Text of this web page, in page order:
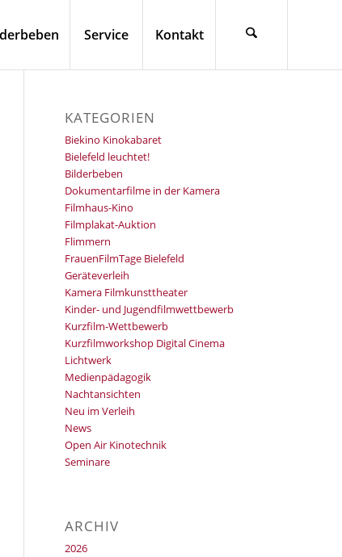
Service Kontakt
KATEGORIEN
Biekino Kinokabaret
Bielefeld leuchtet!
Bilderbeben
Dokumentarfilme in der Kamera
Filmhaus-Kino
Filmplakat-Auktion
Flimmern
FrauenFilmTage Bielefeld
Geräteverleih
Kamera Filmkunsttheater
Kinder- und Jugendfilmwettbewerb
Kurzfilm-Wettbewerb
Kurzfilmworkshop Digital Cinema
Lichtwerk
Medienpädagogik
Nachtansichten
Neu im Verleih
News
Open Air Kinotechnik
Seminare
ARCHIV
2026